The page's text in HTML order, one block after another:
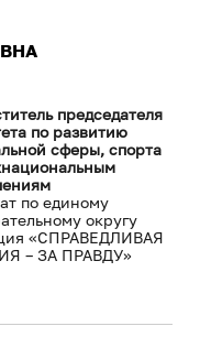
председателя
по развитию
сферы, спорта
по единому
округу
«СПРАВЕДЛИВАЯ
– ЗА ПРАВДУ»